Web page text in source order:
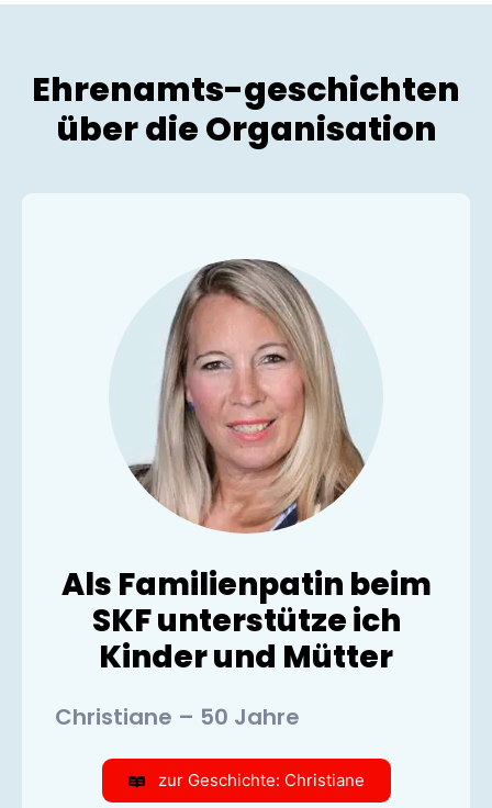
Ehrenamts-geschichten
über die Organisation
Als Familienpatin beim
SKF unterstütze ich
Kinder und Mütter
Christiane – 50 Jahre
zur Geschichte: Christiane